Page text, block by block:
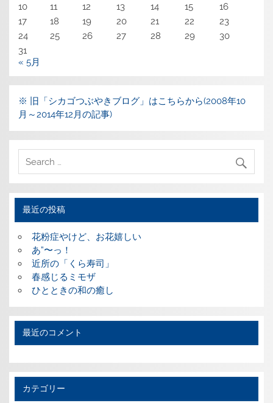
10
11 12 13 14 15
16
17
18 19 20 21 22
23
24
25 26 27 28 29
30
31
« 5月
※ 旧「シカゴつぶやきブログ」はこちらから(2008年10
月～2014年12月の記事)
最近の投稿
花粉症やけど、お花嬉しい
あ”〜っ！
近所の「くら寿司」
春感じるミモザ
ひとときの和の癒し
最近のコメント
カテゴリー